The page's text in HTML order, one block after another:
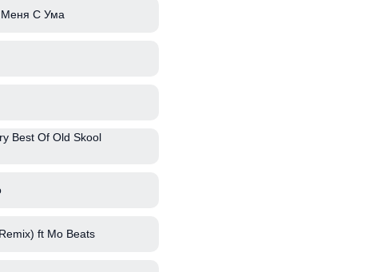
Меня С Ума
Best Of Old Skool
ft Mo Beats